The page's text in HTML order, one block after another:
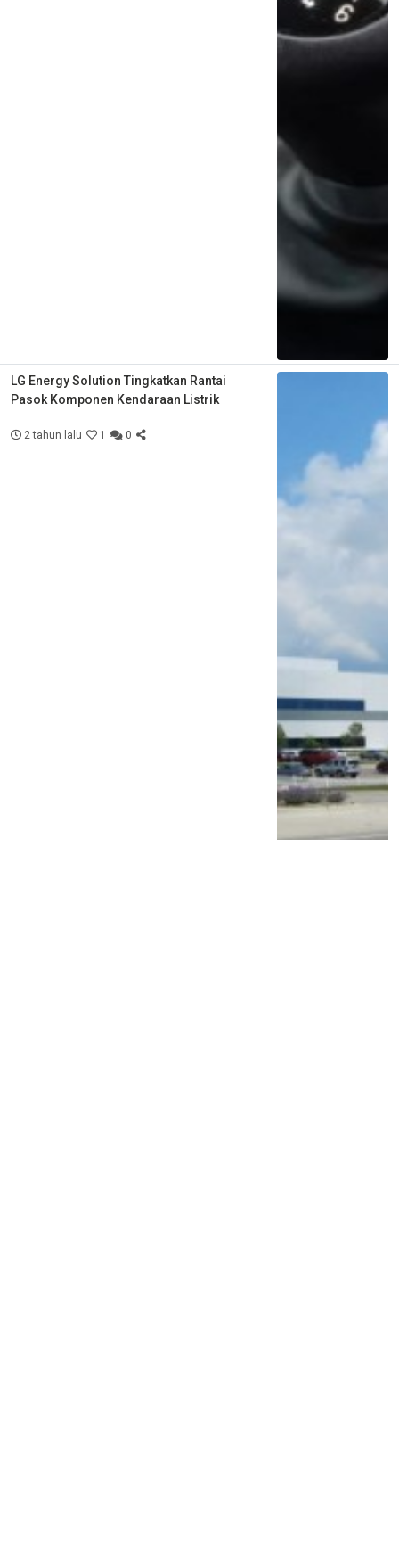
LG Energy Solution Tingkatkan Rantai
Pasok Komponen Kendaraan Listrik
2 tahun lalu 1 0